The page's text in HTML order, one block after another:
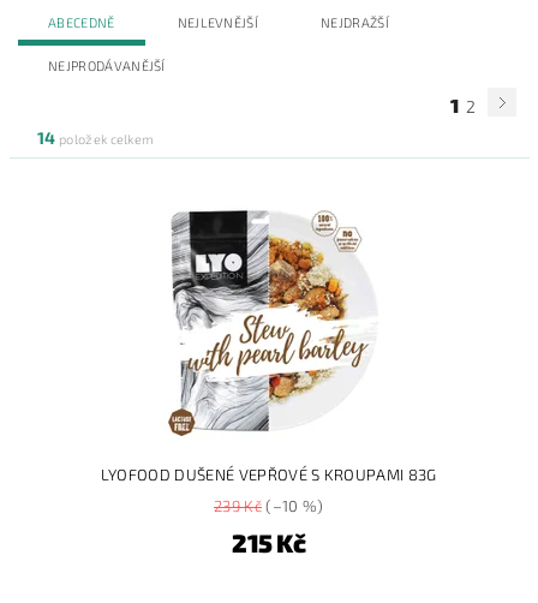
ABECEDNĚ NEJLEVNĚJŠÍ NEJDRAŽŠÍ
NEJPRODÁVANĚJŠÍ
1 2
14 položek celkem
LYOFOOD DUŠENÉ VEPŘOVÉ S KROUPAMI 83G
239 Kč(–10 %)
215 Kč